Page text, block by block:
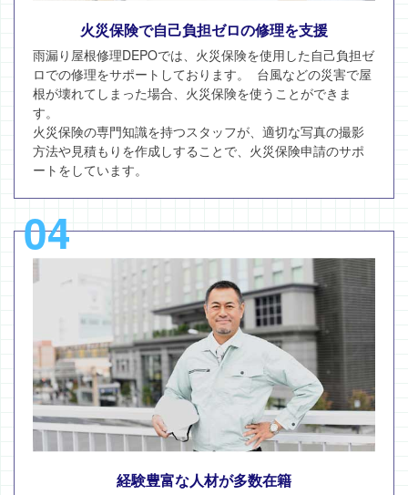
火災保険で自己負担ゼロの修理を支援
雨漏り屋根修理DEPOでは、火災保険を使用した自己負担ゼ
ロでの修理をサポートしております。 台風などの災害で屋
根が壊れてしまった場合、火災保険を使うことができま
す。
火災保険の専門知識を持つスタッフが、適切な写真の撮影
方法や見積もりを作成しすることで、火災保険申請のサポ
ートをしています。
04
経験豊富な人材が多数在籍